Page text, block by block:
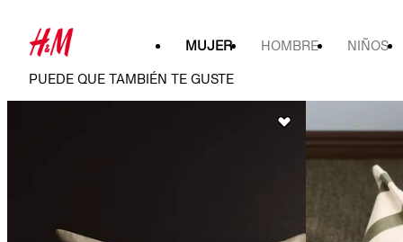
MUJER HOMBRE NIÑOS
PUEDE QUE TAMBIÉN TE GUSTE